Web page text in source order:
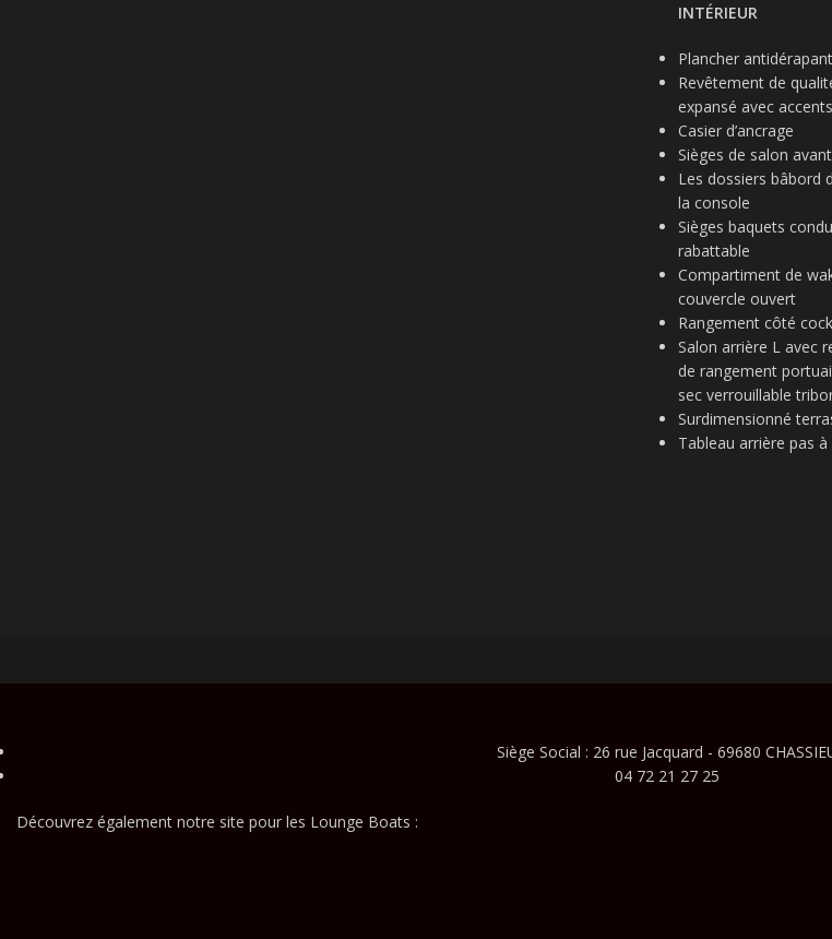
INTÉRIEUR
Plancher
Revêtement de
expansé avec
Casier d’ancrage
Sièges de salon
Les dossiers bâbord
la console
Sièges baquets
rabattable
Compartiment de
couvercle ouvert
Rangement côté
Salon arrière L avec
de rangement
sec verrouillable
Surdimensionné
Tableau arrière pas à
Siège Social : 26 rue Jacquard - 69680
04 72 21 27 25
Découvrez également notre site pour les Lounge Boats :